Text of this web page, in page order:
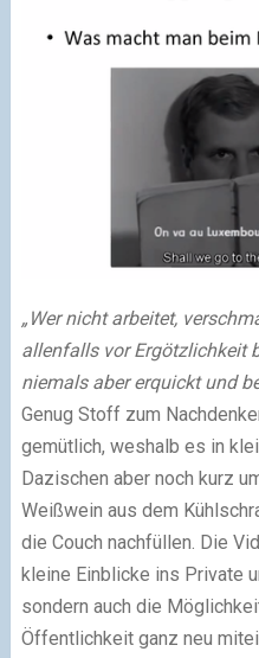
„Wer nicht arbeitet,
allenfalls vor Ergötzlichkeit
niemals aber erquickt und
Genug Stoff zum
gemütlich, weshalb es in
Dazischen aber noch kurz
Weißwein aus dem
die Couch nachfüllen. Die
kleine Einblicke ins Private
sondern auch die
Öffentlichkeit ganz neu